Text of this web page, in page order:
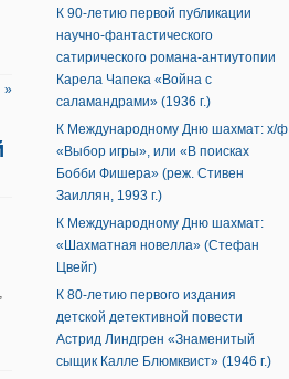
»
К 90-летию первой публикации
научно-фантастического
сатирического романа-антиутопии
Карела Чапека «Война с
саламандрами» (1936 г.)
К Международному Дню шахмат: х/ф
«Выбор игры», или «В поисках
Бобби Фишера» (реж. Стивен
Заиллян, 1993 г.)
К Международному Дню шахмат:
«Шахматная новелла» (Стефан
Цвейг)
К 80-летию первого издания
детской детективной повести
Астрид Линдгрен «Знаменитый
сыщик Калле Блюмквист» (1946 г.)